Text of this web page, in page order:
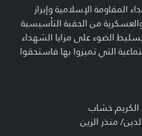
المقاومة الإسلامية وإبراز
والعسكرية من الحقبة التأسيسية
الضوء على مزايا الشهداء
التي تميزوا بها فاستحقوا
خشاب
منذر الزين